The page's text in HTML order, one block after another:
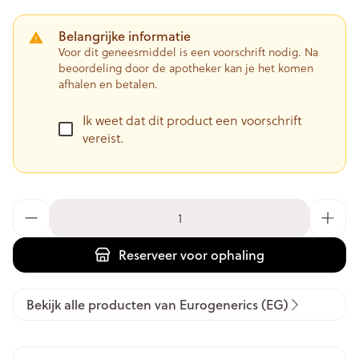
Belangrijke informatie
Voor dit geneesmiddel is een voorschrift nodig. Na
beoordeling door de apotheker kan je het komen
afhalen en betalen.
Ik weet dat dit product een voorschrift
vereist.
Reserveervoor ophaling
Bekijk alle producten van Eurogenerics (EG)